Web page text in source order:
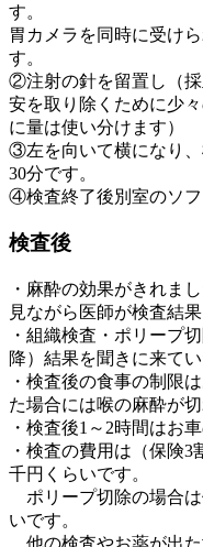
す。
胃カメラを同時に受け
す。
②注射の針を留置し（
安を取り除くために少
に量は使い分けます）
③左を向いて横になり、
30分です。
④検査終了後別室のソフ
検査後
・麻酔の効果がきれま
見ながら医師が検査結
・組織検査・ポリープ
降）結果を聞きに来て
・検査後の食事の制限
た場合には喉の麻酔が
・検査後1～2時間はお
・検査の費用は（保険
千円くらいです。
ポリープ切除の場合は
いです。
他の検査やお薬が出た